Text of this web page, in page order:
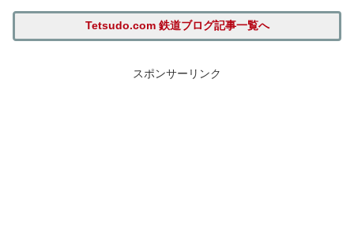
Tetsudo.com 鉄道ブログ記事一覧へ
スポンサーリンク